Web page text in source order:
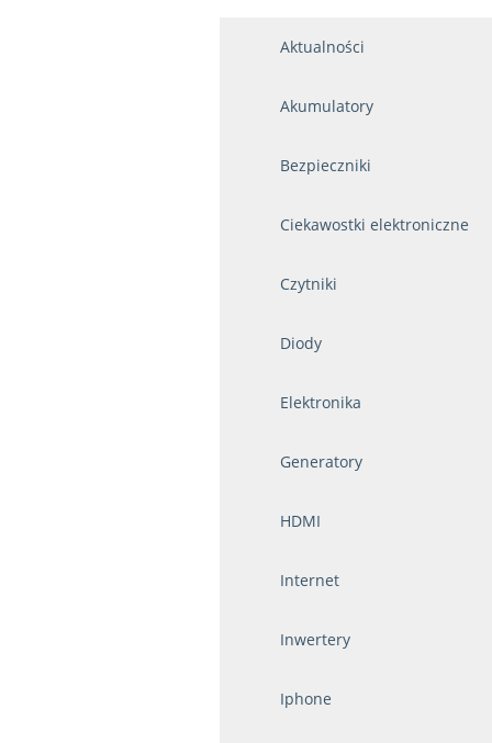
Aktualności
Akumulatory
Bezpieczniki
Ciekawostki elektroniczne
Czytniki
Diody
Elektronika
Generatory
HDMI
Internet
Inwertery
Iphone